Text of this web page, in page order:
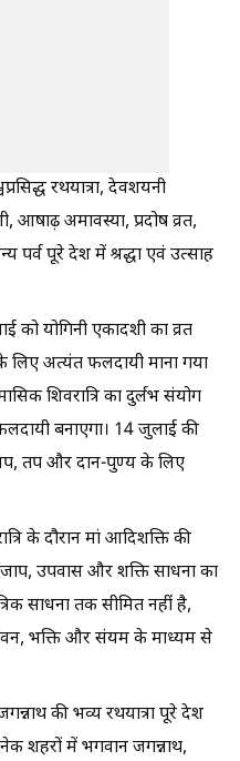
रथयात्रा, देवशयनी
आषाढ़ अमावस्या, प्रदोष व्रत,
पर्व पूरे देश में श्रद्धा एवं उत्साह
को योगिनी एकादशी का व्रत
लिए अत्यंत फलदायी माना गया
शिवरात्रि का दुर्लभ संयोग
बनाएगा। 14 जुलाई की
तप और दान-पुण्य के लिए
के दौरान मां आदिशक्ति की
जाप, उपवास और शक्ति साधना का
साधना तक सीमित नहीं है,
भक्ति और संयम के माध्यम से
की भव्य रथयात्रा पूरे देश
शहरों में भगवान जगन्नाथ,